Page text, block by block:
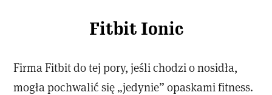
Fitbit Ionic
Firma Fitbit do tej pory, jeśli chodzi o nosidła,
mogła pochwalić się „jedynie” opaskami fitness.